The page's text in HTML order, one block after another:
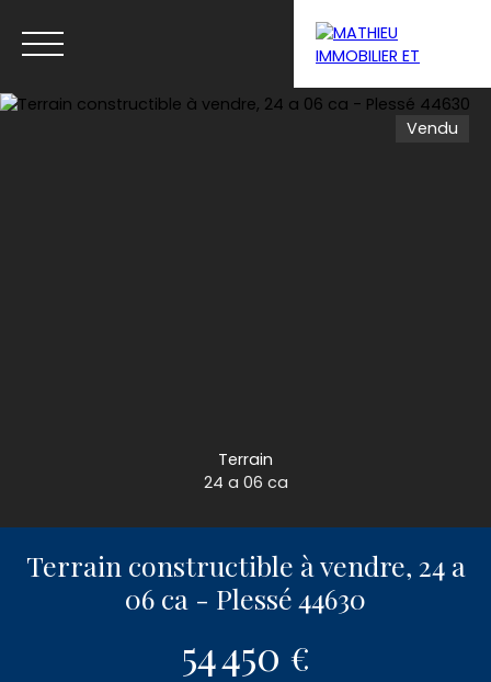
Vendu
Terrain
24 a 06 ca
Terrain constructible à vendre, 24 a
06 ca - Plessé 44630
54 450 €